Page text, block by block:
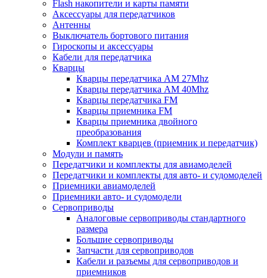
Flash накопители и карты памяти
Аксессуары для передатчиков
Антенны
Выключатель бортового питания
Гироскопы и аксессуары
Кабели для передатчика
Кварцы
Кварцы передатчика AM 27Mhz
Кварцы передатчика AM 40Mhz
Кварцы передатчика FM
Кварцы приемника FM
Кварцы приемника двойного
преобразования
Комплект кварцев (приемник и передатчик)
Модули и память
Передатчики и комплекты для авиамоделей
Передатчики и комплекты для авто- и судомоделей
Приемники авиамоделей
Приемники авто- и судомодели
Сервоприводы
Аналоговые сервоприводы стандартного
размера
Большие сервоприводы
Запчасти для сервоприводов
Кабели и разъемы для сервоприводов и
приемников